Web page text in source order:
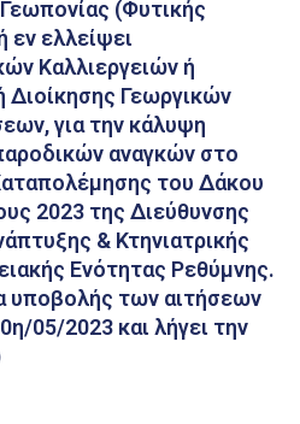
(Φυτικής
εν ελλείψει
Καλλιεργειών ή
Διοίκησης Γεωργικών
για την κάλυψη
αναγκών στο
του Δάκου
2023 της Διεύθυνσης
& Κτηνιατρικής
Ενότητας Ρεθύμνης.
υποβολής των αιτήσεων
05/2023 και λήγει την